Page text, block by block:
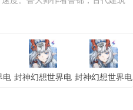
电 封神幻想世界电 封神幻想世界电